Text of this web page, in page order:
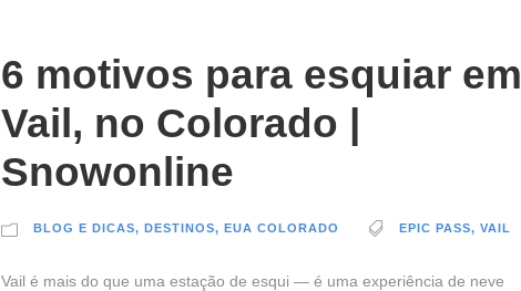
6 motivos para esquiar em
Vail, no Colorado |
Snowonline
BLOG E DICAS, DESTINOS, EUA COLORADO EPIC PASS, VAIL
Vail é mais do que uma estação de esqui — é uma experiência de neve